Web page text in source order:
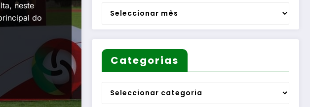
neste
do
Arquivo
Categorias
Categorias